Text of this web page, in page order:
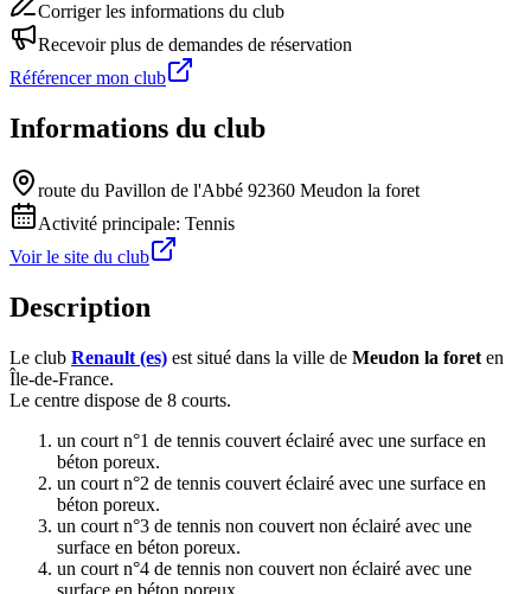
Corriger les informations du club
Recevoir plus de demandes de réservation
Référencer mon club
Informations du club
route du Pavillon de l'Abbé 92360 Meudon la foret
Activité principale: Tennis
Voir le site du club
Description
Le club Renault (es) est situé dans la ville de Meudon la foret en
Île-de-France.
Le centre dispose de 8 courts.
un court n°1 de tennis couvert éclairé avec une surface en
béton poreux.
un court n°2 de tennis couvert éclairé avec une surface en
béton poreux.
un court n°3 de tennis non couvert non éclairé avec une
surface en béton poreux.
un court n°4 de tennis non couvert non éclairé avec une
surface en béton poreux.